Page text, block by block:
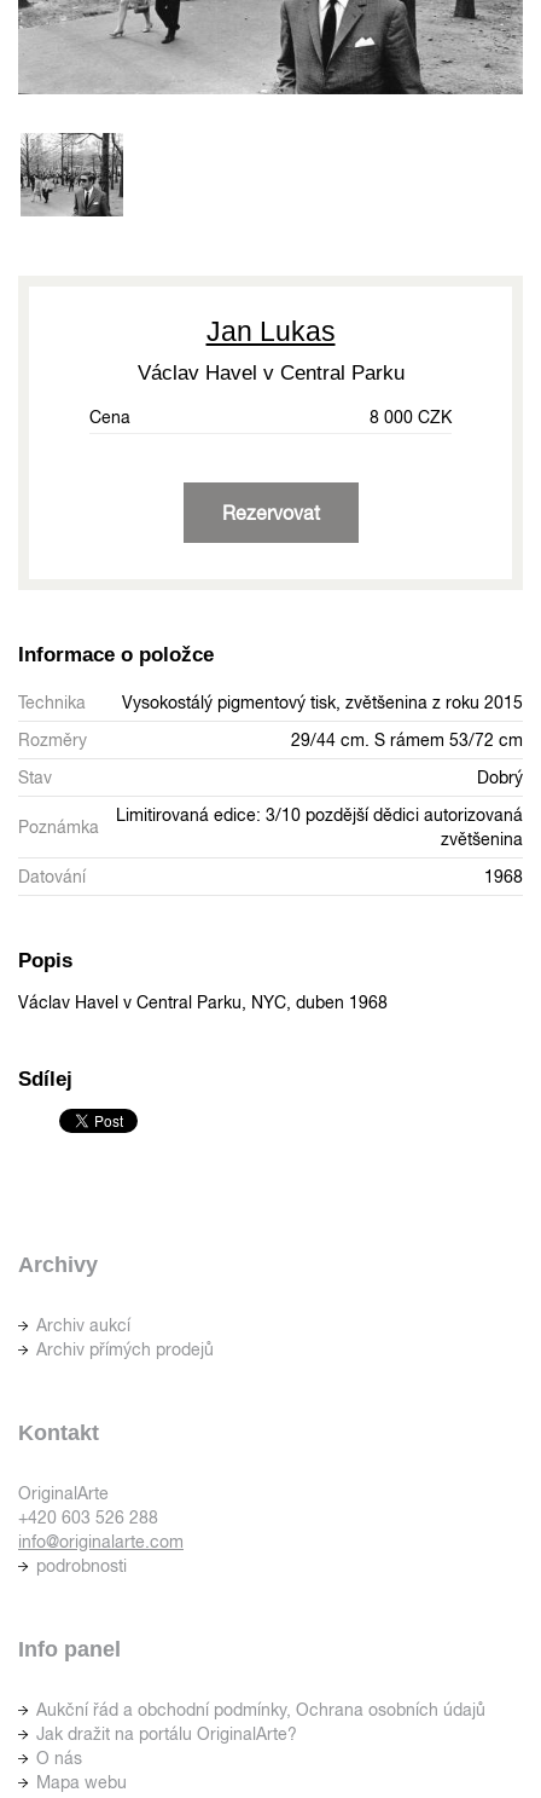
Jan Lukas
Václav Havel v Central Parku
Cena 8 000 CZK
Rezervovat
Informace o položce
Technika
Vysokostálý pigmentový tisk, zvětšenina z roku 2015
Rozměry
29/44 cm. S rámem 53/72 cm
Stav
Dobrý
Poznámka
Limitirovaná edice: 3/10 pozdější dědici autorizovaná
zvětšenina
Datování
1968
Popis
Václav Havel v Central Parku, NYC, duben 1968
Sdílej
Archivy
Archiv aukcí
Archiv přímých prodejů
Kontakt
OriginalArte
+420 603 526 288
info@originalarte.com
podrobnosti
Info panel
Aukční řád a obchodní podmínky, Ochrana osobních údajů
Jak dražit na portálu OriginalArte?
O nás
Mapa webu